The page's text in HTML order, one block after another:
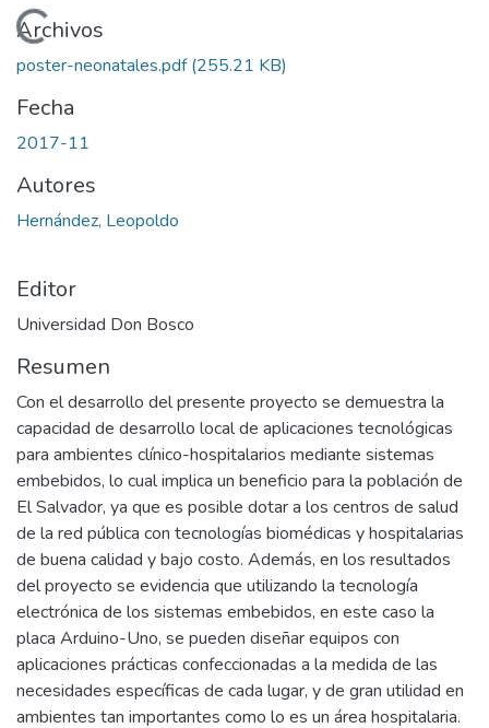
Cargando...
Archivos
poster-neonatales.pdf(255.21 KB)
Fecha
2017-11
Autores
Hernández, Leopoldo
Editor
Universidad Don Bosco
Resumen
Con el desarrollo del presente proyecto se demuestra la
capacidad de desarrollo local de aplicaciones tecnológicas
para ambientes clínico-hospitalarios mediante sistemas
embebidos, lo cual implica un beneficio para la población de
El Salvador, ya que es posible dotar a los centros de salud
de la red pública con tecnologías biomédicas y hospitalarias
de buena calidad y bajo costo. Además, en los resultados
del proyecto se evidencia que utilizando la tecnología
electrónica de los sistemas embebidos, en este caso la
placa Arduino-Uno, se pueden diseñar equipos con
aplicaciones prácticas confeccionadas a la medida de las
necesidades específicas de cada lugar, y de gran utilidad en
ambientes tan importantes como lo es un área hospitalaria.